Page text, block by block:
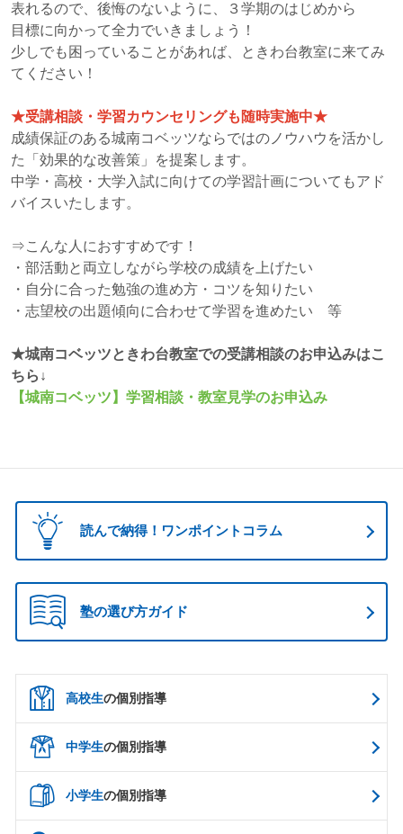
表れるので、後悔のないように、３学期のはじめから
目標に向かって全力でいきましょう！
少しでも困っていることがあれば、ときわ台教室に来てみ
てください！
★受講相談・学習カウンセリングも随時実施中★
成績保証のある城南コベッツならではのノウハウを活かし
た「効果的な改善策」を提案します。
中学・高校・大学入試に向けての学習計画についてもアド
バイスいたします。
⇒こんな人におすすめです！
・部活動と両立しながら学校の成績を上げたい
・自分に合った勉強の進め方・コツを知りたい
・志望校の出題傾向に合わせて学習を進めたい 等
★城南コベッツときわ台教室での受講相談のお申込みはこ
ちら↓
【城南コベッツ】学習相談・教室見学のお申込み
読んで納得！ワンポイントコラム
塾の選び方ガイド
高校生の個別指導
中学生の個別指導
小学生の個別指導